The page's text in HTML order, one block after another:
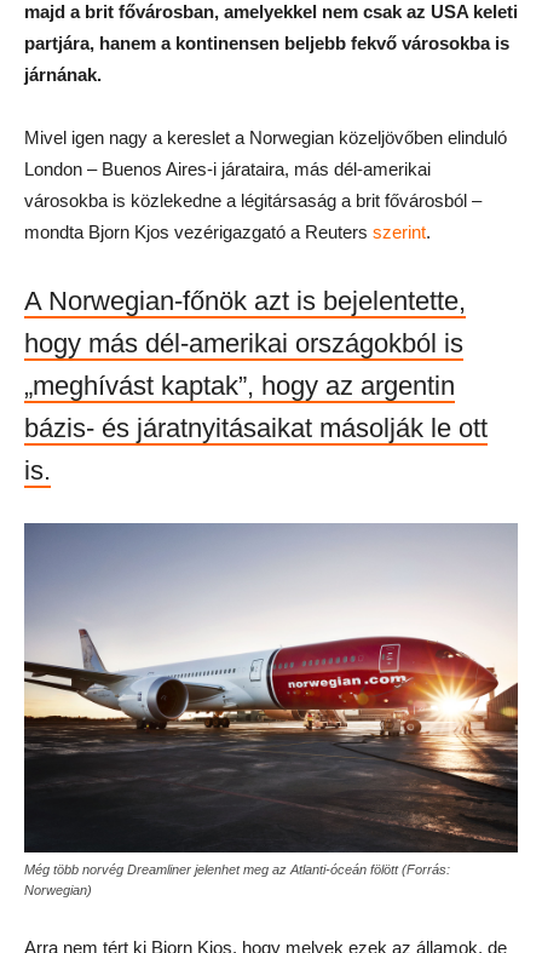
majd a brit fővárosban, amelyekkel nem csak az USA keleti
partjára, hanem a kontinensen beljebb fekvő városokba is
járnának.
Mivel igen nagy a kereslet a Norwegian közeljövőben elinduló
London – Buenos Aires-i járataira, más dél-amerikai
városokba is közlekedne a légitársaság a brit fővárosból –
mondta Bjorn Kjos vezérigazgató a Reuters szerint.
A Norwegian-főnök azt is bejelentette,
hogy más dél-amerikai országokból is
„meghívást kaptak”, hogy az argentin
bázis- és járatnyitásaikat másolják le ott
is.
Még több norvég Dreamliner jelenhet meg az Atlanti-óceán fölött (Forrás:
Norwegian)
Arra nem tért ki Bjorn Kjos, hogy melyek ezek az államok, de